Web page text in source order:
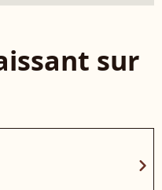
sur
chevron_right